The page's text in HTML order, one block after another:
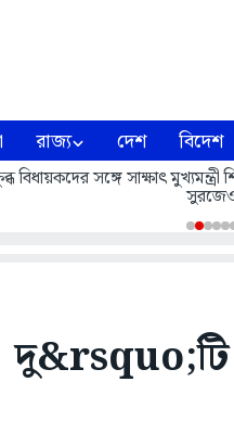
রাজ্য দেশ বিদেশ
বিধায়কদের সঙ্গে সাক্ষাৎ
দু&rsquo;টি